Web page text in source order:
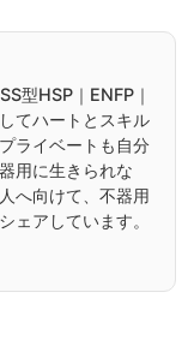
型HSP｜ENFP｜
てハートとスキル
ライベートも自分
用に生きられな
へ向けて、不器用
ェアしています。